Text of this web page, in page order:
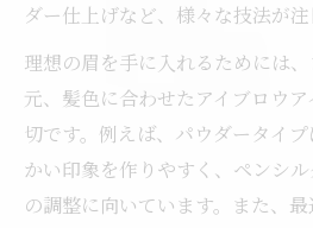
ダー仕上げなど、様々な技法が注
理想の眉を手に入れるためには
元、髪色に合わせたアイブロウ
切です。例えば、パウダータイ
かい印象を作りやすく、ペンシ
の調整に向いています。また、